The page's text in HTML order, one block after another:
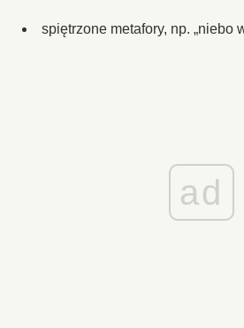
spiętrzone metafory, np. „niebo
ad